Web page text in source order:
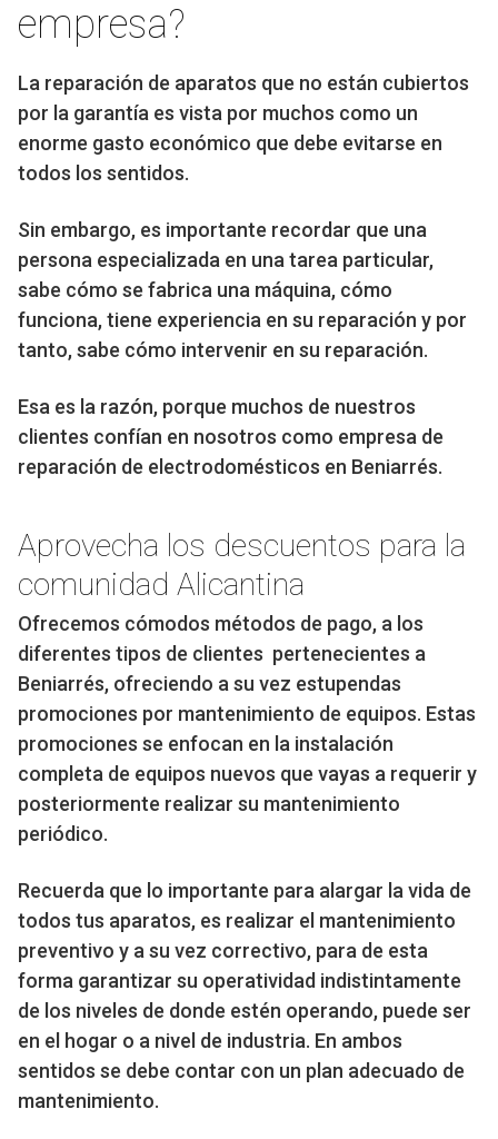
empresa?
La reparación de aparatos que no están cubiertos
por la garantía es vista por muchos como un
enorme gasto económico que debe evitarse en
todos los sentidos.
Sin embargo, es importante recordar que una
persona especializada en una tarea particular,
sabe cómo se fabrica una máquina, cómo
funciona, tiene experiencia en su reparación y por
tanto, sabe cómo intervenir en su reparación.
Esa es la razón, porque muchos de nuestros
clientes confían en nosotros como empresa de
reparación de electrodomésticos en Beniarrés.
Aprovecha los descuentos para la
comunidad Alicantina
Ofrecemos cómodos métodos de pago, a los
diferentes tipos de clientes pertenecientes a
Beniarrés, ofreciendo a su vez estupendas
promociones por mantenimiento de equipos. Estas
promociones se enfocan en la instalación
completa de equipos nuevos que vayas a requerir y
posteriormente realizar su mantenimiento
periódico.
Recuerda que lo importante para alargar la vida de
todos tus aparatos, es realizar el mantenimiento
preventivo y a su vez correctivo, para de esta
forma garantizar su operatividad indistintamente
de los niveles de donde estén operando, puede ser
en el hogar o a nivel de industria. En ambos
sentidos se debe contar con un plan adecuado de
mantenimiento.